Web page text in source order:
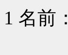
1 名前：